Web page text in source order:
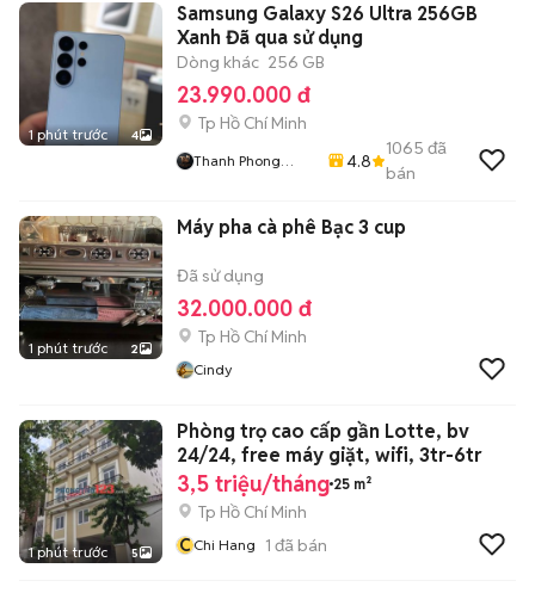
1 phút trước 4
Samsung Galaxy S26 Ultra 256GB
Xanh Đã qua sử dụng
Dòng khác 256 GB
23.990.000 đ
Tp Hồ Chí Minh
Thanh Phong
4.8
1065 đã
bán
1 phút trước 2
Máy pha cà phê Bạc 3 cup
Đã sử dụng
32.000.000 đ
Tp Hồ Chí Minh
Cindy
1 phút trước 5
Phòng trọ cao cấp gần Lotte, bv
24/24, free máy giặt, wifi, 3tr-6tr
3,5 triệu/tháng 25 m²
Tp Hồ Chí Minh
CChi Hang 1 đã bán